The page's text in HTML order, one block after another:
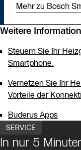
Mehr zu Bosch
Weitere
Steuern Sie Ihr
Smartphone.
Vernetzen Sie Ihr
Vorteile der
Buderus Apps
SERVICE
In nur 5